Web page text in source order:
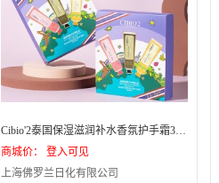
Cibio'2泰国保湿滋润补水香氛护手霜3支装礼盒伴手礼-秘境花园 32盒
商城价： 登入可见
上海佛罗兰日化有限公司